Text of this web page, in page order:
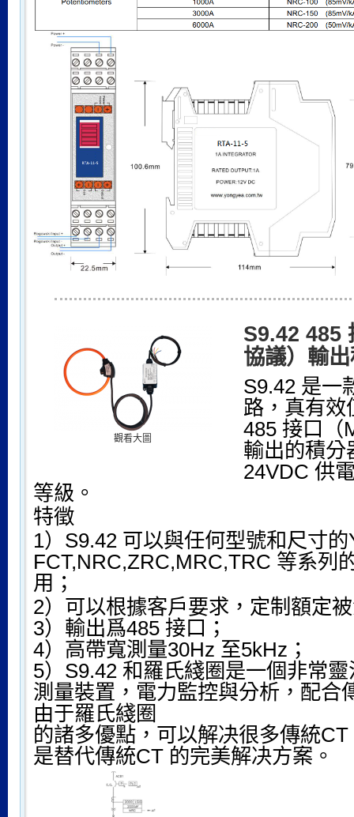
觀看大圖
S9.42 485
協議）輸
S9.42 是一
路，真有效
485 接口（
輸出的積分
24VDC 供
等級。
特徵
1）S9.42 可以與任何型號和尺寸的
FCT,NRC,ZRC,MRC,TRC 等系列
用；
2）可以根據客戶要求，定制額定
3）輸出爲485 接口；
4）高帶寬測量30Hz 至5kHz；
5）S9.42 和羅氏綫圈是一個非常
測量裝置，電力監控與分析，配合
由于羅氏綫圈
的諸多優點，可以解决很多傳統
是替代傳統CT 的完美解决方案。